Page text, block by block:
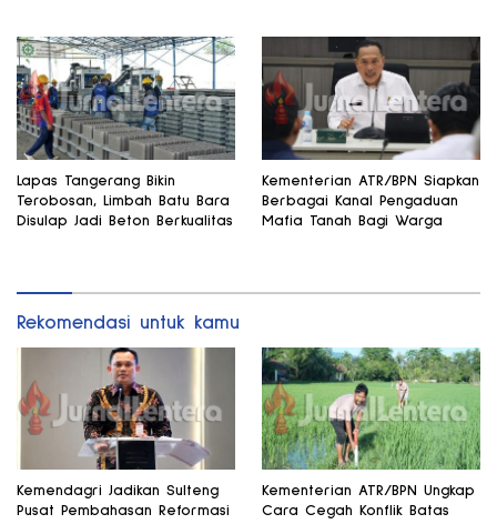
Lapas Tangerang Bikin
Terobosan, Limbah Batu Bara
Disulap Jadi Beton Berkualitas
Kementerian ATR/BPN Siapkan
Berbagai Kanal Pengaduan
Mafia Tanah Bagi Warga
Rekomendasi untuk kamu
Kemendagri Jadikan Sulteng
Pusat Pembahasan Reformasi
Kementerian ATR/BPN Ungkap
Cara Cegah Konflik Batas